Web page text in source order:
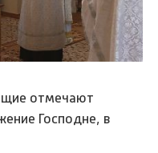
отмечают
Господне, в